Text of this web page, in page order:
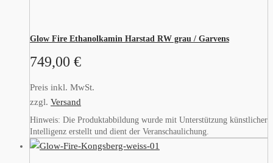
Glow Fire Ethanolkamin Harstad RW grau / Garvens
749,00 €
Preis inkl. MwSt.
zzgl. Versand
Hinweis: Die Produktabbildung wurde mit Unterstützung künstlicher
Intelligenz erstellt und dient der Veranschaulichung.